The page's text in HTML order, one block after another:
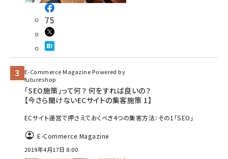
75
E-Commerce Magazine Powered by
futureshop
「SEO施策」って何？ 何をすれば良いの？
【今さら聞けないECサイトの集客施策 1】
ECサイト運営で押さえておくべき4つの集客方法：その1「SEO」
E-Commerce Magazine
2019年4月17日 8:00